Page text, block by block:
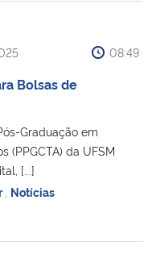
08:49
Bolsas de
Graduação em
(PPGCTA) da UFSM
[...]
Notícias